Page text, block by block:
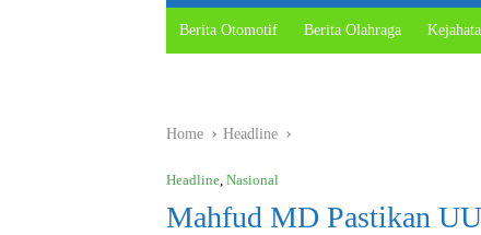
Berita Otomotif Berita Olahraga
Home Headline
Headline Nasional
Mahfud MD Pastikan